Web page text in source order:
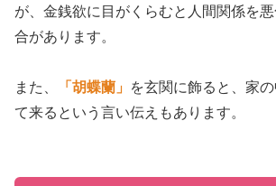
が、金銭欲に目がくらむと人間関係を
合があります。
また、 「胡蝶蘭」 を玄関に飾ると、家
て来るという言い伝えもあります。